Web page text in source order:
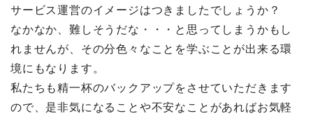
サービス運営のイメージはつきましたでしょうか？
なかなか、難しそうだな・・・と思ってしまうかもし
れませんが、その分色々なことを学ぶことが出来る環
境にもなります。
私たちも精一杯のバックアップをさせていただきます
ので、是非気になることや不安なことがあればお気軽